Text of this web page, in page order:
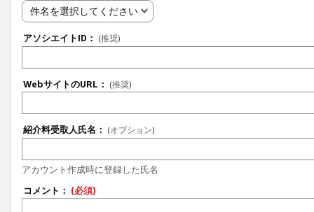
件名を選択してください
アソシエイトID： (推奨)
WebサイトのURL： (推奨)
紹介料受取人氏名： (オプション)
アカウント作成時に登録した氏名
コメント： (必須)